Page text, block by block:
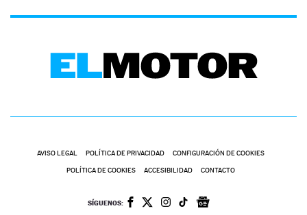
AVISO LEGAL POLÍTICA DE PRIVACIDAD CONFIGURACIÓN DE COOKIES
POLÍTICA DE COOKIES ACCESIBILIDAD CONTACTO
SÍGUENOS: